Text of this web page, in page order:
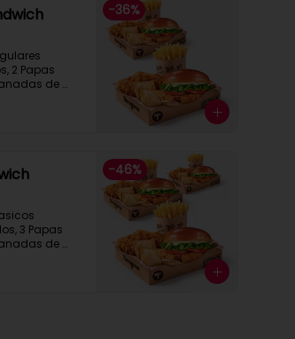
-36%
2 Papas
de
-46%
3 Papas
de